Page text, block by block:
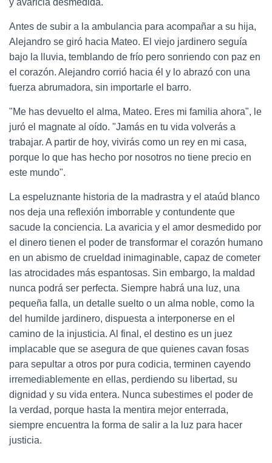
Antes de subir a la ambulancia para acompañar a su hija,
Alejandro se giró hacia Mateo. El viejo jardinero seguía
bajo la lluvia, temblando de frío pero sonriendo con paz en
el corazón. Alejandro corrió hacia él y lo abrazó con una
fuerza abrumadora, sin importarle el barro.
"Me has devuelto el alma, Mateo. Eres mi familia ahora", le
juró el magnate al oído. "Jamás en tu vida volverás a
trabajar. A partir de hoy, vivirás como un rey en mi casa,
porque lo que has hecho por nosotros no tiene precio en
este mundo".
La espeluznante historia de la madrastra y el ataúd blanco
nos deja una reflexión imborrable y contundente que
sacude la conciencia. La avaricia y el amor desmedido por
el dinero tienen el poder de transformar el corazón humano
en un abismo de crueldad inimaginable, capaz de cometer
las atrocidades más espantosas. Sin embargo, la maldad
nunca podrá ser perfecta. Siempre habrá una luz, una
pequeña falla, un detalle suelto o un alma noble, como la
del humilde jardinero, dispuesta a interponerse en el
camino de la injusticia. Al final, el destino es un juez
implacable que se asegura de que quienes cavan fosas
para sepultar a otros por pura codicia, terminen cayendo
irremediablemente en ellas, perdiendo su libertad, su
dignidad y su vida entera. Nunca subestimes el poder de
la verdad, porque hasta la mentira mejor enterrada,
siempre encuentra la forma de salir a la luz para hacer
justicia.